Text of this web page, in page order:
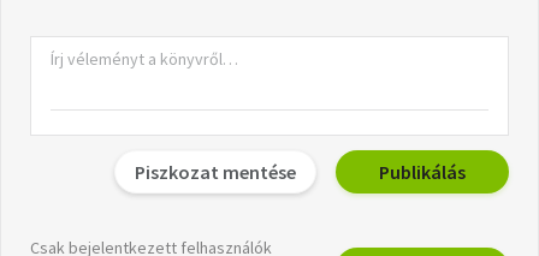
Piszkozat mentése Publikálás
Csak bejelentkezett felhasználók